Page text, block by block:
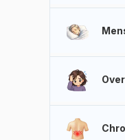
volgens de
batterijduur